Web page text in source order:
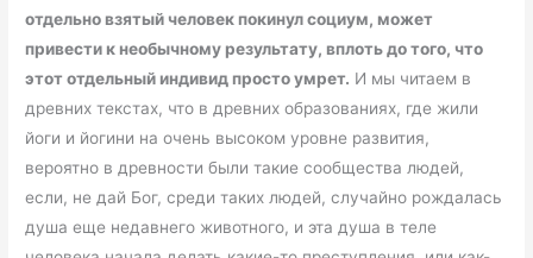
отдельно взятый человек покинул социум, может
привести к необычному результату, вплоть до того, что
этот отдельный индивид просто умрет. И мы читаем в
древних текстах, что в древних образованиях, где жили
йоги и йогини на очень высоком уровне развития,
вероятно в древности были такие сообщества людей,
если, не дай Бог, среди таких людей, случайно рождалась
душа еще недавнего животного, и эта душа в теле